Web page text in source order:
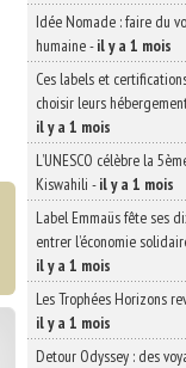
Idée Nomade : faire du
humaine-il y a 1 mois
Ces labels et
choisir leurs
il y a 1 mois
L’UNESCO célèbre la
Kiswahili -il y a 1 mois
Label Emmaüs fête ses
entrer l’économie
il y a 1 mois
Les Trophées Horizons
il y a 1 mois
Detour Odyssey : des